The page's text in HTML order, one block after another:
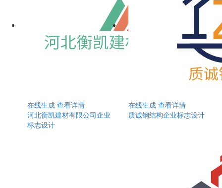
在线生成 查看详情
河北衡凯建材有限公司企业
标志设计
在线生成 查看详情
质诚钢结构企业标志设计